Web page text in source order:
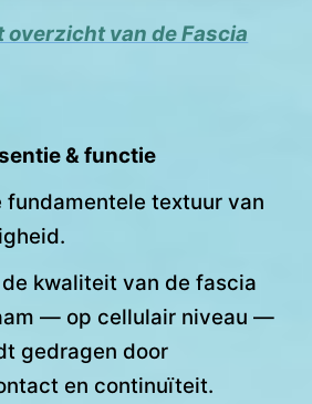
overzicht van de Fascia
& functie
fundamentele textuur van
kwaliteit van de fascia
— op cellulair niveau —
gedragen door
en continuïteit.